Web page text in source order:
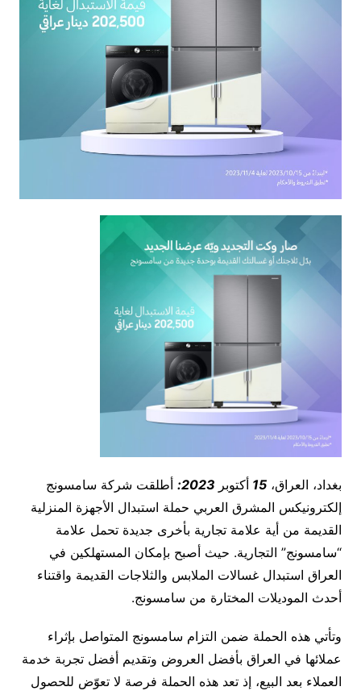
بغداد، العراق، 15 أكتوبر
أطلقت شركة سامسونج
إلكترونيكس المشرق العربي حملة استبدال الأجهزة المنزلية
القديمة من أية علامة تجارية بأخرى جديدة تحمل علامة
“سامسونج” التجارية. حيث أصبح بإمكان المستهلكين في
العراق استبدال غسالات الملابس والثلاجات القديمة واقتناء
أحدث الموديلات المختارة من سامسونج.
وتأتي هذه الحملة ضمن التزام سامسونج المتواصل بإثراء
عملائها في العراق بأفضل العروض وتقديم أفضل تجربة خدمة
العملاء بعد البيع، إذ تعد هذه الحملة فرصة لا تعوّض للحصول